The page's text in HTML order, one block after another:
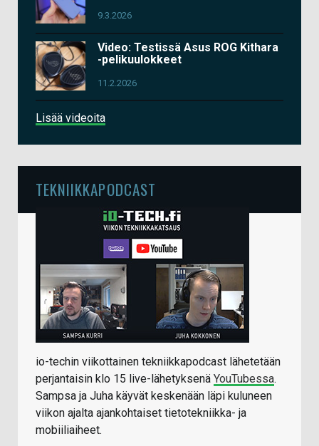
9.3.2026
Video: Testissä Asus ROG Kithara
-pelikuulokkeet
11.2.2026
Lisää videoita
TEKNIIKKAPODCAST
io-techin viikottainen tekniikkapodcast lähetetään
perjantaisin klo 15 live-lähetyksenä YouTubessa.
Sampsa ja Juha käyvät keskenään läpi kuluneen
viikon ajalta ajankohtaiset tietotekniikka- ja
mobiiliaiheet.